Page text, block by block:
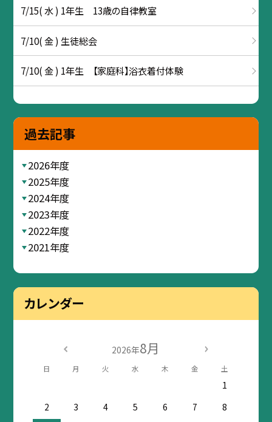
7/15( 水 ) 1年生 13歳の自律教室
7/10( 金 ) 生徒総会
7/10( 金 ) 1年生 【家庭科】浴衣着付体験
過去記事
2026年度
2025年度
2024年度
2023年度
2022年度
2021年度
カレンダー
2026年8月
日 月 火 水 木 金 土
1
2
3 4 5 6 7
8